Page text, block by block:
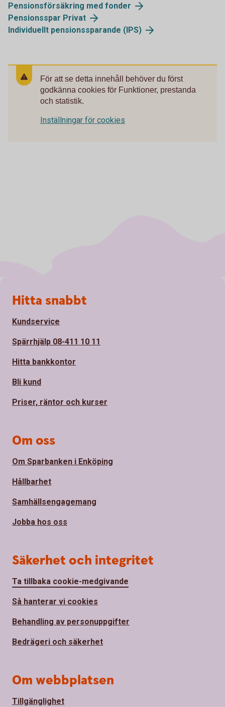
Pensionsförsäkring med fonder
Pensionsspar Privat
Individuellt pensionssparande (IPS)
För att se detta innehåll behöver du först
godkänna cookies för Funktioner, prestanda
och statistik.
Inställningar för cookies
Sidfot
Hitta snabbt
Kundservice
Spärrhjälp 08-411 10 11
Hitta bankkontor
Bli kund
Priser, räntor och kurser
Om oss
Om Sparbanken i Enköping
Hållbarhet
Samhällsengagemang
Jobba hos oss
Säkerhet och integritet
Ta tillbaka cookie-medgivande
Så hanterar vi cookies
Behandling av personuppgifter
Bedrägeri och säkerhet
Om webbplatsen
Tillgänglighet